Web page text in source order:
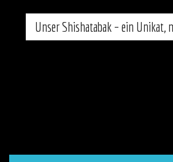
Unser Shishatabak – ein Unikat,